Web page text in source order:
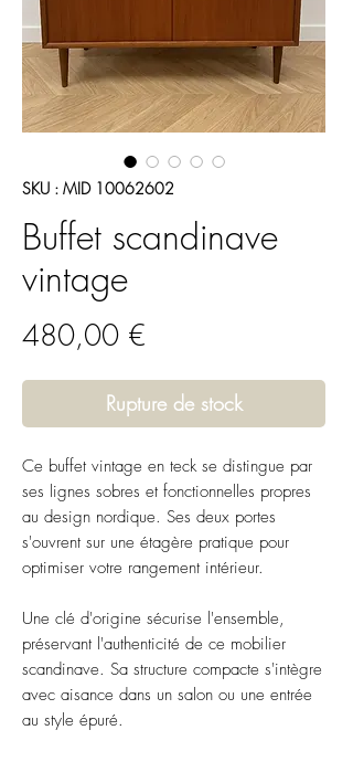
SKU : MID 10062602
Buffet scandinave
vintage
480,00 €
Rupture de stock
Ce buffet vintage en teck se distingue par
ses lignes sobres et fonctionnelles propres
au design nordique. Ses deux portes
s'ouvrent sur une étagère pratique pour
optimiser votre rangement intérieur.
Une clé d'origine sécurise l'ensemble,
préservant l'authenticité de ce mobilier
scandinave. Sa structure compacte s'intègre
avec aisance dans un salon ou une entrée
au style épuré.